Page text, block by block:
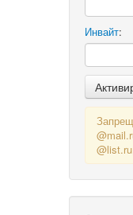
Инвайт: